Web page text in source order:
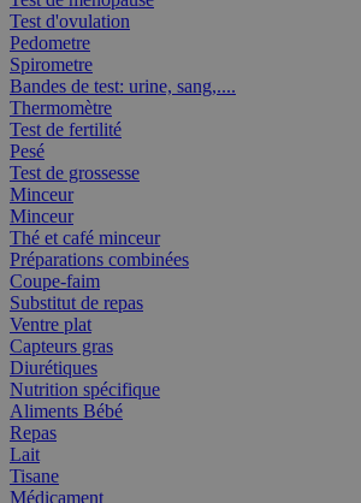
Test d'ovulation
Pedometre
Spirometre
Bandes de test: urine, sang,....
Thermomètre
Test de fertilité
Pesé
Test de grossesse
Minceur
Minceur
Thé et café minceur
Préparations combinées
Coupe-faim
Substitut de repas
Ventre plat
Capteurs gras
Diurétiques
Nutrition spécifique
Aliments Bébé
Repas
Lait
Tisane
Médicament